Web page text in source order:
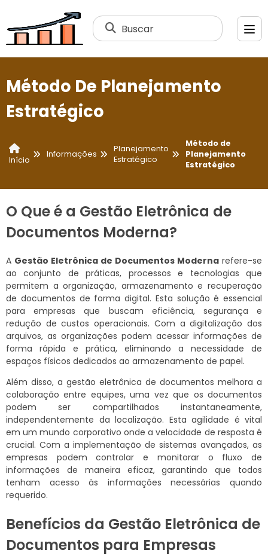
Buscar
Método De Planejamento
Estratégico
Início
Informações
Planejamento
Estratégico
Método de
Planejamento
Estratégico
O Que é a Gestão Eletrônica de
Documentos Moderna?
A Gestão Eletrônica de Documentos Moderna refere-se
ao conjunto de práticas, processos e tecnologias que
permitem a organização, armazenamento e recuperação
de documentos de forma digital. Esta solução é essencial
para empresas que buscam eficiência, segurança e
redução de custos operacionais. Com a digitalização dos
arquivos, as organizações podem acessar informações de
forma rápida e prática, eliminando a necessidade de
espaços físicos dedicados ao armazenamento de papel.
Além disso, a gestão eletrônica de documentos melhora a
colaboração entre equipes, uma vez que os documentos
podem ser compartilhados instantaneamente,
independentemente da localização. Esta agilidade é vital
em um mundo corporativo onde a velocidade de resposta é
crucial. Com a implementação de sistemas avançados, as
empresas podem controlar e monitorar o fluxo de
informações de maneira eficaz, garantindo que todos
tenham acesso às informações necessárias quando
requerido.
Benefícios da Gestão Eletrônica de
Documentos para Empresas